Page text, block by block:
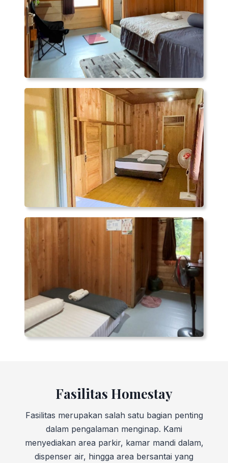
Fasilitas Homestay
Fasilitas merupakan salah satu bagian penting
dalam pengalaman menginap. Kami
menyediakan area parkir, kamar mandi dalam,
dispenser air, hingga area bersantai yang